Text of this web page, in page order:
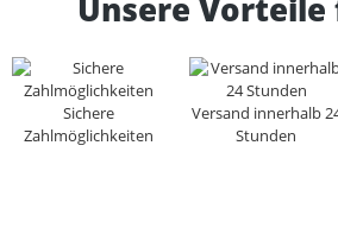
Unsere
Sichere
Zahlmöglichkeiten
Versand innerhalb
Stunden